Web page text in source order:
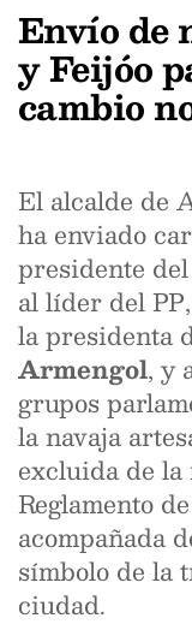
Envío de
y Feijóo
cambio
El alcalde de
ha enviado
presidente
al líder del PP,
la presidenta
Armengol, y
grupos
la navaja
excluida de
Reglamento
acompañada
símbolo de la
ciudad.